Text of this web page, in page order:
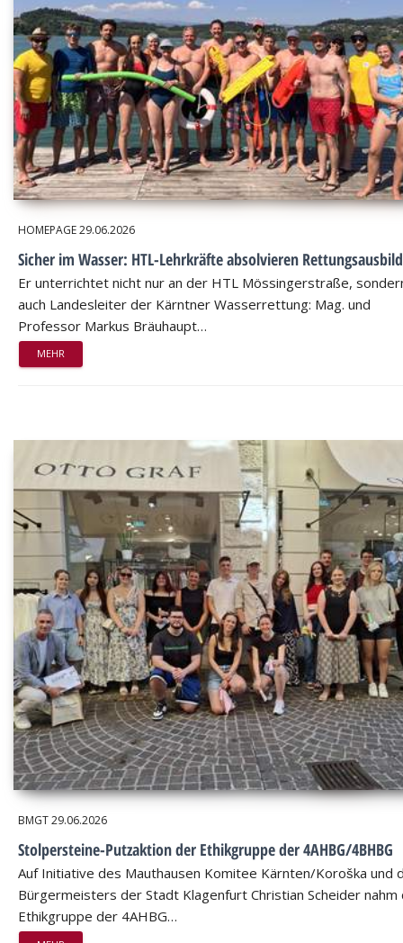
HOMEPAGE29.06.2026
Sicher im Wasser: HTL-Lehrkräfte absolvieren
Er unterrichtet nicht nur an der HTL Mössingerstraße,
auch Landesleiter der Kärntner Wasserrettung: Mag. und
Professor Markus Bräuhaupt…
MEHR
BMGT29.06.2026
Stolpersteine-Putzaktion der Ethikgruppe der 4AHBG/4BHBG
Auf Initiative des Mauthausen Komitee Kärnten/Koroška und
Bürgermeisters der Stadt Klagenfurt Christian Scheider nahm
Ethikgruppe der 4AHBG…